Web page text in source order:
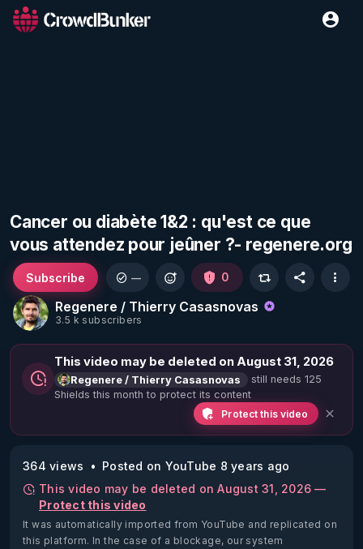
Cancer ou diabète 1&2 : qu'est ce que
vous attendez pour jeûner ?- regenere.org
Regenere / Thierry Casasnovas
3.5 k subscribers
Subscribe — 0
This video may be deleted on August 31, 2026
Regenere / Thierry Casasnovas
still needs 125
Shields this month to protect its content
Protect this video
364 views
Posted on YouTube 8 years ago
This video may be deleted on August 31, 2026 —
Protect this video
It was automatically imported from YouTube and replicated on
this platform. In the case of a blockage, our system